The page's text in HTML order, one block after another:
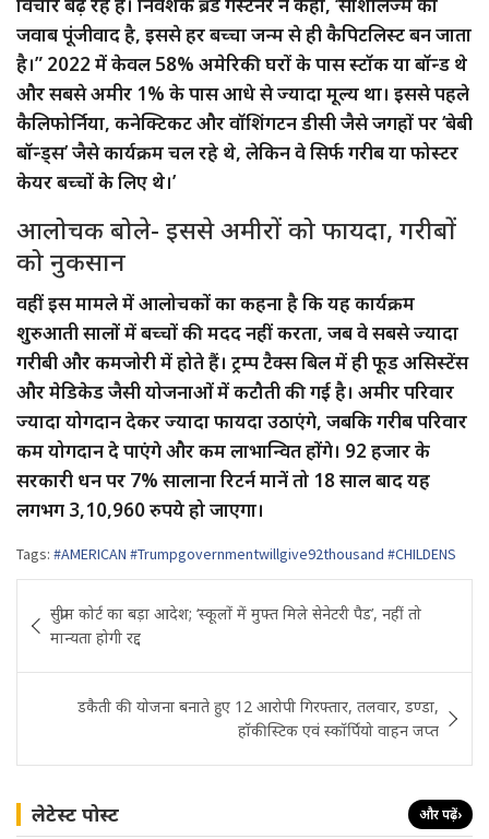
जवाब पूंजीवाद है, इससे हर बच्चा जन्म से ही कैपिटलिस्ट बन जाता
है।” 2022 में केवल 58% अमेरिकी घरों के पास स्टॉक या बॉन्ड थे
और सबसे अमीर 1% के पास आधे से ज्यादा मूल्य था। इससे पहले
कैलिफोर्निया, कनेक्टिकट और वॉशिंगटन डीसी जैसे जगहों पर ‘बेबी
बॉन्ड्स’ जैसे कार्यक्रम चल रहे थे, लेकिन वे सिर्फ गरीब या फोस्टर
केयर बच्चों के लिए थे।’
आलोचक बोले- इससे अमीरों को फायदा, गरीबों
को नुकसान
वहीं इस मामले में आलोचकों का कहना है कि यह कार्यक्रम
शुरुआती सालों में बच्चों की मदद नहीं करता, जब वे सबसे ज्यादा
गरीबी और कमजोरी में होते हैं। ट्रम्प टैक्स बिल में ही फूड असिस्टेंस
और मेडिकेड जैसी योजनाओं में कटौती की गई है। अमीर परिवार
ज्यादा योगदान देकर ज्यादा फायदा उठाएंगे, जबकि गरीब परिवार
कम योगदान दे पाएंगे और कम लाभान्वित होंगे। 92 हजार के
सरकारी धन पर 7% सालाना रिटर्न मानें तो 18 साल बाद यह
लगभग 3,10,960 रुपये हो जाएगा।
Tags: #AMERICAN #Trumpgovernmentwillgive92thousand #CHILDENS
navigation
सुप्रीम कोर्ट का बड़ा आदेश; ‘स्कूलों में मुफ्त मिले सेनेटरी पैड’, नहीं तो
मान्यता होगी रद्द
डकैती की योजना बनाते हुए 12 आरोपी गिरफ्तार, तलवार, डण्डा,
हॉकीस्टिक एवं स्कॉर्पियो वाहन जप्त
लेटेस्ट पोस्ट और पढ़ें›